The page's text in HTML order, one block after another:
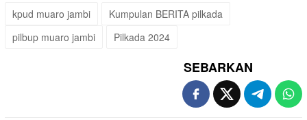
kpud muaro jambi
Kumpulan BERITA pilkada
pilbup muaro jambi
Pilkada 2024
SEBARKAN